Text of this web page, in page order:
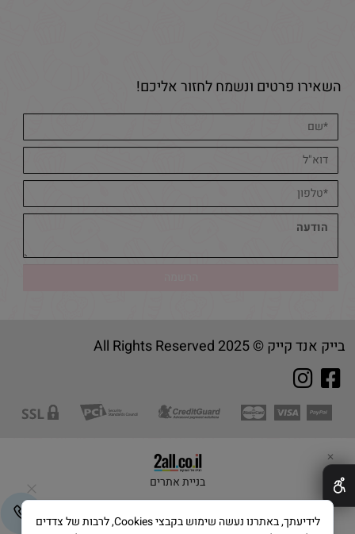
השאירו פרטים ונשמח לחזור אליכם!
בייק אנד קייק © 2025 All Rights Reserved
בניית אתרים
✕
לידיעתך, באתרנו נעשה שימוש בקבצי Cookies, לרבות של צדדים